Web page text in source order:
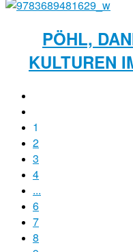
PÖHL,
KULTUREN
1
2
3
4
...
6
7
8